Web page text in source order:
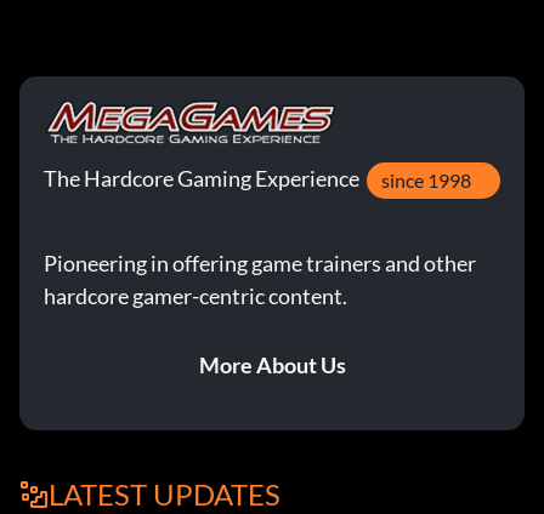
The Hardcore Gaming Experience since 1998
Pioneering in offering game trainers and other
hardcore gamer-centric content.
More About Us
LATEST UPDATES